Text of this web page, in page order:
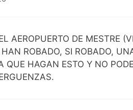
AEROPUERTO DE MESTRE
ROBADO, SI ROBADO,
QUE HAGAN ESTO Y NO